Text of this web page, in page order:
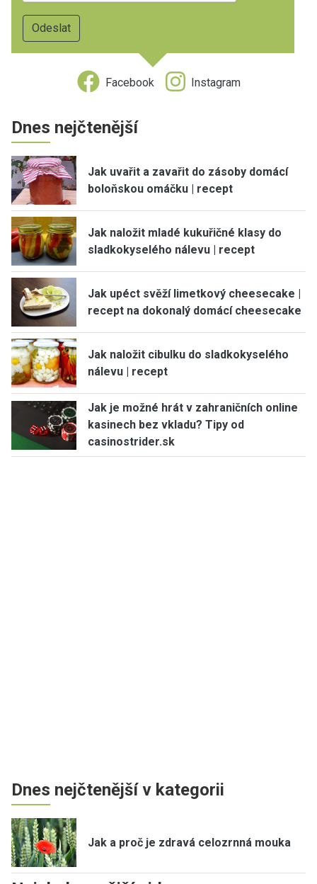
Facebook Instagram
Dnes nejčtenější
Jak uvařit a zavařit do zásoby domácí
boloňskou omáčku | recept
Jak naložit mladé kukuřičné klasy do
sladkokyselého nálevu | recept
Jak upéct svěží limetkový cheesecake |
recept na dokonalý domácí cheesecake
Jak naložit cibulku do sladkokyselého
nálevu | recept
Jak je možné hrát v zahraničních online
kasinech bez vkladu? Tipy od
casinostrider.sk
Dnes nejčtenější v kategorii
Jak a proč je zdravá celozrnná mouka